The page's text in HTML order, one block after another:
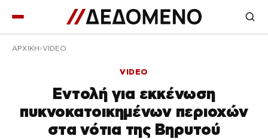
ΑΡΧΙΚΉ VIDEO
VIDEO
Εντολή για εκκένωση
πυκνοκατοικημένων περιοχών
στα νότια της Βηρυτού